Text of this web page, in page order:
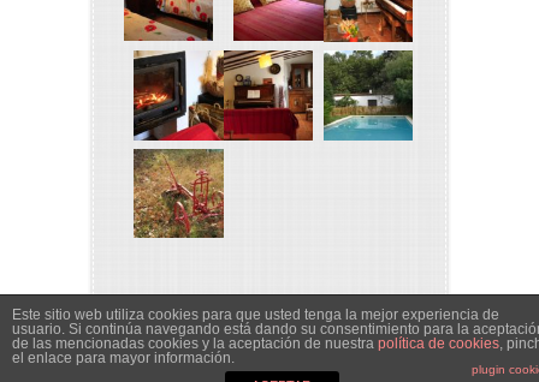
Este sitio web utiliza cookies para que usted tenga la mejor experiencia de
usuario. Si continúa navegando está dando su consentimiento para la
de las mencionadas cookies y la aceptación de nuestra política de cookies,
el enlace para mayor información.
plugin